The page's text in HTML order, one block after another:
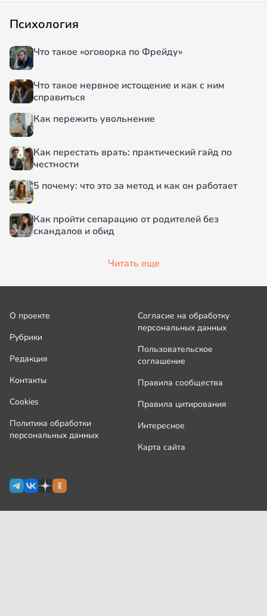
Психология
Что такое «оговорка по Фрейду»
Что такое нервное истощение и как с ним
справиться
Как пережить увольнение
Как перестать врать: практический гайд по
честности
5 почему: что это за метод и как он работает
Как пройти сепарацию от родителей без
скандалов и обид
Читать еще
О проекте
Рубрики
Редакция
Контакты
Cookies
Политика обработки
персональных данных
Согласие на обработку
персональных данных
Пользовательское
соглашение
Правила сообщества
Правила цитирования
Интересное
Карта сайта